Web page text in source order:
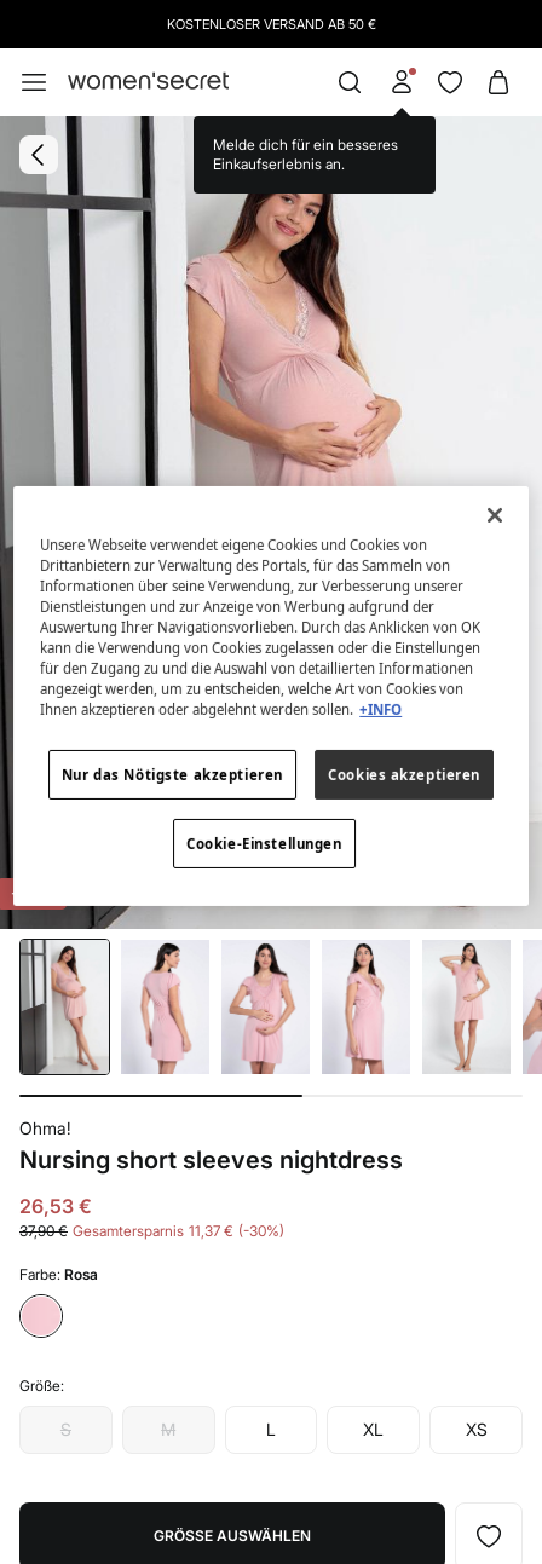
KOSTENLOSER VERSAND AB 50 €
Melde dich für ein besseres
Einkaufserlebnis an.
-30%
Ohma!
Nursing short sleeves nightdress
26,53 €
37,90 € Gesamtersparnis 11,37 € 30
Farbe: Rosa
Größe:
S M L XL XS
GRÖSSE AUSWÄHLEN
Unsere Webseite verwendet eigene Cookies und Cookies von
Drittanbietern zur Verwaltung des Portals, für das Sammeln von
Informationen über seine Verwendung, zur Verbesserung unserer
Dienstleistungen und zur Anzeige von Werbung aufgrund der
Auswertung Ihrer Navigationsvorlieben. Durch das Anklicken von OK
kann die Verwendung von Cookies zugelassen oder die Einstellungen
für den Zugang zu und die Auswahl von detaillierten Informationen
angezeigt werden, um zu entscheiden, welche Art von Cookies von
Ihnen akzeptieren oder abgelehnt werden sollen. +INFO
Nur das Nötigste akzeptieren Cookies akzeptieren
Cookie-Einstellungen